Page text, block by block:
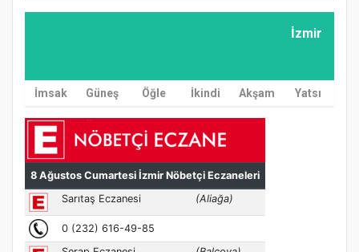
MÜFTÜ ABULSELAM ÖZDERE’YE ZİYARET
İzmir
İmsak Güneş Öğle İkindi Akşam Yatsı